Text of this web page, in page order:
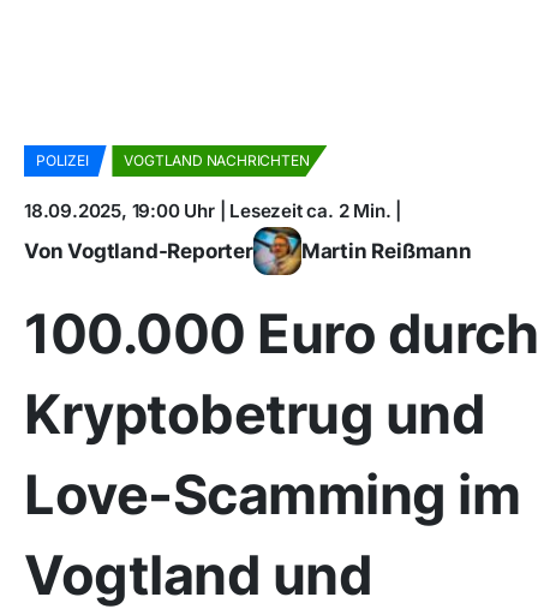
POLIZEI VOGTLAND NACHRICHTEN
18.09.2025, 19:00 Uhr | Lesezeit ca. 2 Min. |
Von Vogtland-Reporter Martin Reißmann
100.000 Euro durch
Kryptobetrug und
Love-Scamming im
Vogtland und